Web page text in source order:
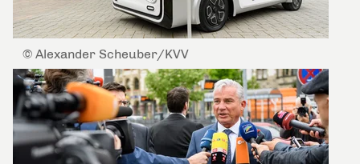
© Alexander Scheuber/KVV